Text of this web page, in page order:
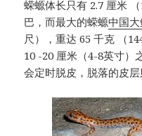
蝾螈体长只有 2.7 厘米
巴，而最大的蝾螈中国
尺），重达 65 千克 （
10 -20 厘米（4-8英寸）
会定时脱皮，脱落的皮层